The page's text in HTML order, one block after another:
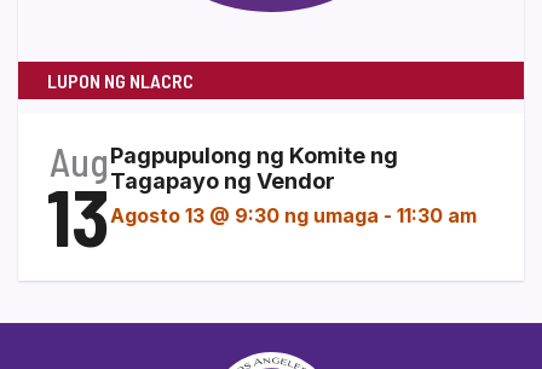
LUPON NG NLACRC
Aug
13
Pagpupulong ng Komite ng
Tagapayo ng Vendor
Agosto 13 @ 9:30 ng umaga - 11:30 am